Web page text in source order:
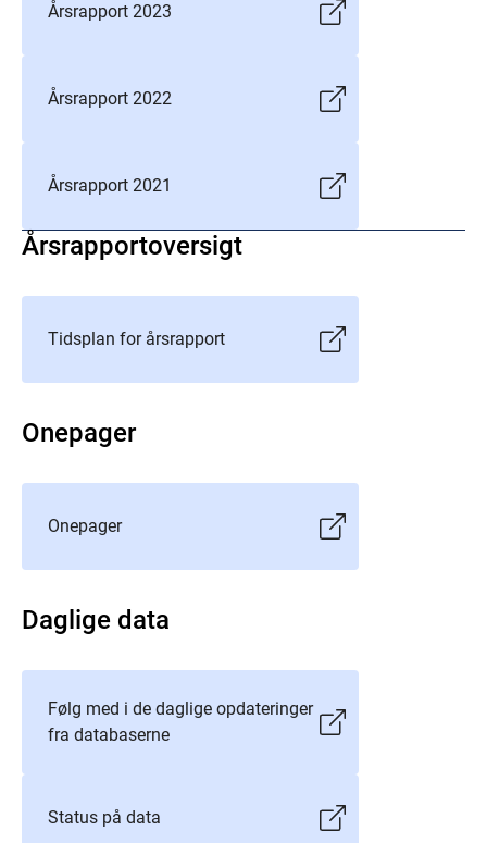
Årsrapport 2023
Årsrapport 2022
Årsrapport 2021
Årsrapportoversigt
Tidsplan for årsrapport
Onepager
Onepager
Daglige data
Følg med i de daglige opdateringer
fra databaserne
Status på data